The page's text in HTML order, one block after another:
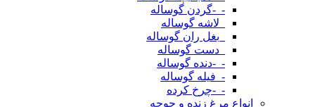
-_-گردن گوساله
_لاشه گوساله
_بغل ران گوساله
_دست گوساله
-_-دنده گوساله
-_فیله گوساله
-_-چرخ کرده
انواع مرغ زنده و جوجه